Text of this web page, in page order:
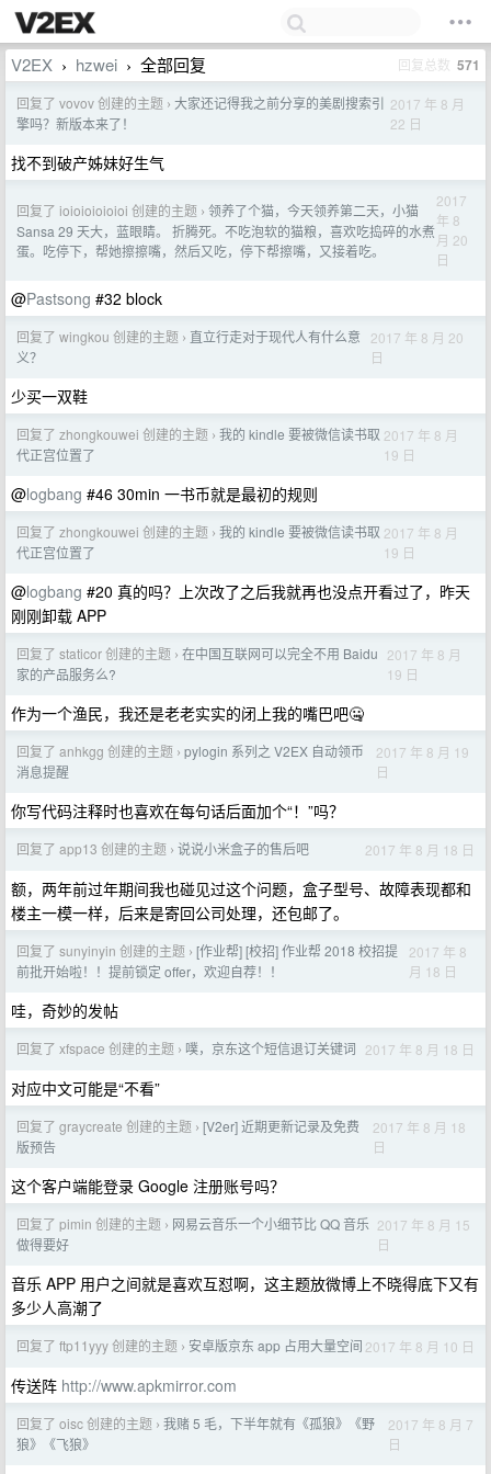
V2EX › hzwei › 全部回复 回复总数 571
回复了 vovov 创建的主题 › 大家还记得我之前分享的美剧搜索引
擎吗？新版本来了！
2017 年 8 月
22 日
找不到破产姊妹好生气
回复了 ioioioioioioi 创建的主题 › 领养了个猫，今天领养第二天，小猫
Sansa 29 天大，蓝眼睛。 折腾死。不吃泡软的猫粮，喜欢吃捣碎的水煮
蛋。吃停下，帮她擦擦嘴，然后又吃，停下帮擦嘴，又接着吃。
2017
年 8
月 20
日
@Pastsong #32 block
回复了 wingkou 创建的主题 › 直立行走对于现代人有什么意
义？
2017 年 8 月 20
日
少买一双鞋
回复了 zhongkouwei 创建的主题 › 我的 kindle 要被微信读书取
代正宫位置了
2017 年 8 月
19 日
@logbang #46 30min 一书币就是最初的规则
回复了 zhongkouwei 创建的主题 › 我的 kindle 要被微信读书取
代正宫位置了
2017 年 8 月
19 日
@logbang #20 真的吗？上次改了之后我就再也没点开看过了，昨天
刚刚卸载 APP
回复了 staticor 创建的主题 › 在中国互联网可以完全不用 Baidu
家的产品服务么?
2017 年 8 月
19 日
作为一个渔民，我还是老老实实的闭上我的嘴巴吧🤐
回复了 anhkgg 创建的主题 › pylogin 系列之 V2EX 自动领币
消息提醒
2017 年 8 月 19
日
你写代码注释时也喜欢在每句话后面加个“！”吗？
回复了 app13 创建的主题 › 说说小米盒子的售后吧 2017 年 8 月 18 日
额，两年前过年期间我也碰见过这个问题，盒子型号、故障表现都和
楼主一模一样，后来是寄回公司处理，还包邮了。
回复了 sunyinyin 创建的主题 › [作业帮] [校招] 作业帮 2018 校招提
前批开始啦！！提前锁定 offer，欢迎自荐！！
2017 年 8
月 18 日
哇，奇妙的发帖
回复了 xfspace 创建的主题 › 噗，京东这个短信退订关键词 2017 年 8 月 18 日
对应中文可能是“不看”
回复了 graycreate 创建的主题 › [V2er] 近期更新记录及免费
版预告
2017 年 8 月 18
日
这个客户端能登录 Google 注册账号吗？
回复了 pimin 创建的主题 › 网易云音乐一个小细节比 QQ 音乐
做得要好
2017 年 8 月 15
日
音乐 APP 用户之间就是喜欢互怼啊，这主题放微博上不晓得底下又有
多少人高潮了
回复了 ftp11yyy 创建的主题 › 安卓版京东 app 占用大量空间 2017 年 8 月 10 日
传送阵 http://www.apkmirror.com
回复了 oisc 创建的主题 › 我赌 5 毛，下半年就有《孤狼》《野
狼》《飞狼》
2017 年 8 月 7
日